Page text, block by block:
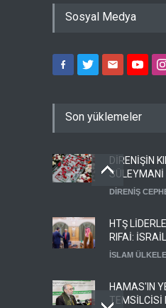
Sosyal Medya
Son yüklemeler
DİRENİŞİN
SÜLEYMANİ
DİRENİŞ
HTŞ
RIFAİ: İSRAİL
HERKESLE
İSLAM
HAMAS'IN
TEMSİLCİSİ